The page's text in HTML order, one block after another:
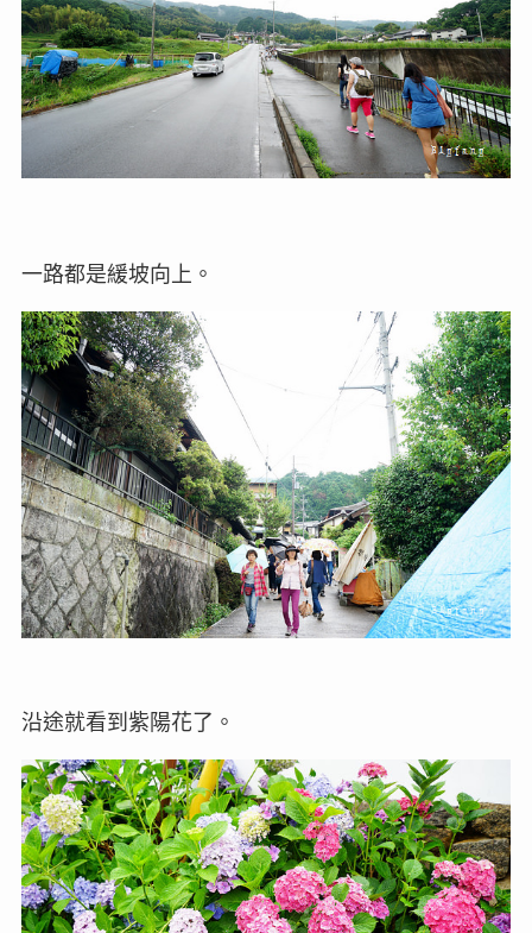
一路都是緩坡向上。
沿途就看到紫陽花了。